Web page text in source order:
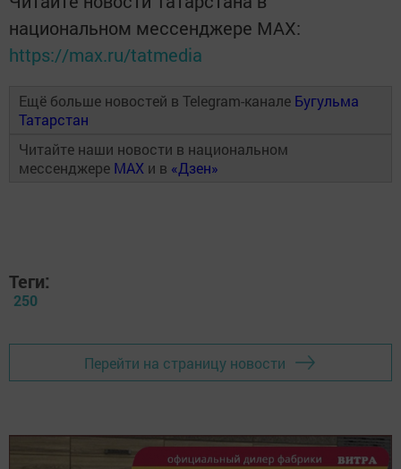
национальном мессенджере MАХ:
https://max.ru/tatmedia
Ещё больше новостей в Telegram-канале Бугульма
Татарстан
Читайте наши новости в национальном
мессенджере MAX и в «Дзен»
Теги:
250
Перейти на страницу новости